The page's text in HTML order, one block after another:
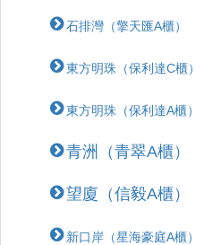
石排灣（擎天匯A櫃）
東方明珠（保利達C櫃）
東方明珠（保利達A櫃）
青洲（青翠A櫃）
望廈（信毅A櫃）
新口岸（星海豪庭A櫃）